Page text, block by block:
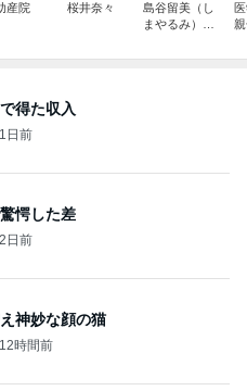
産院 桜井奈々
島谷留美（し
まやるみ）
校」主宰／言
得た収入
1日前
愕した差
2日前
神妙な顔の猫
12時間前